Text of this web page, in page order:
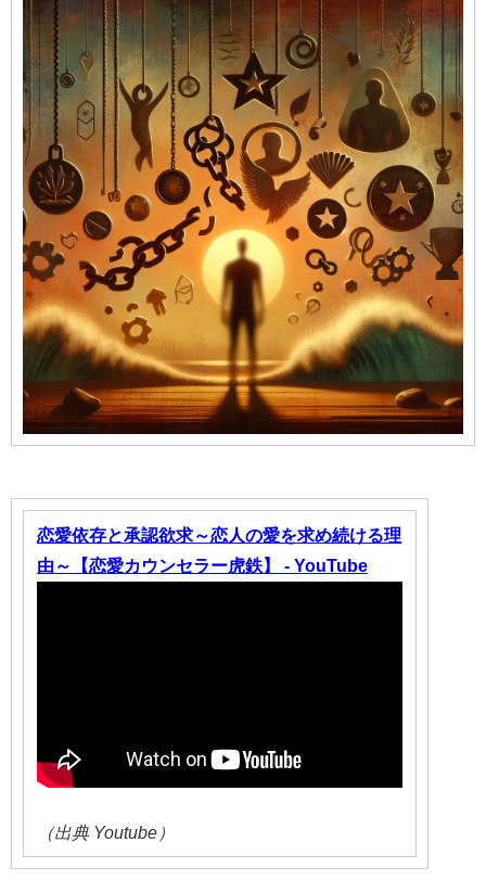
恋愛依存と承認欲求～恋人の愛を求め続ける理
由～【恋愛カウンセラー虎鉄】 - YouTube
（出典 Youtube）